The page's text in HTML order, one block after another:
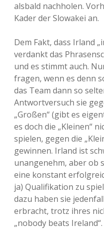
alsbald nachholen.
Kader der Slowakei an.
Dem Fakt, dass Irland
verdankt das
und es stimmt auch.
fragen, wenn es denn
das Team dann so
Antwortversuch sie
„Großen“ (gibt es
es doch die „Kleinen“
spielen, gegen die
gewinnen. Irland ist
unangenehm, aber ob
eine konstant
ja) Qualifikation zu
dazu haben sie
erbracht, trotz ihres
„nobody beats Ireland“.